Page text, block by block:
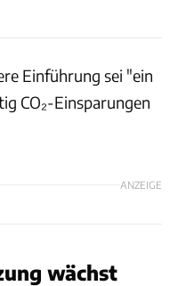
Einführung sei "ein
CO₂-Einsparungen
ANZEIGE
wächst